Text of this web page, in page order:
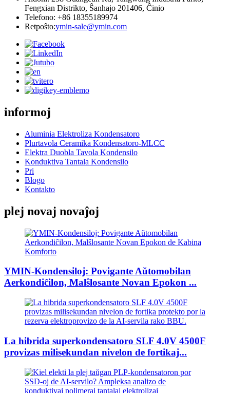
Fengxian Distrikto, Ŝanhajo 201406, Ĉinio
Telefono: +86 18355189974
Retpoŝto:ymin-sale@ymin.com
informoj
Aluminia Elektroliza Kondensatoro
Plurtavola Ceramika Kondensatoro-MLCC
Elektra Duobla Tavola Kondensilo
Konduktiva Tantala Kondensilo
Pri
Blogo
Kontakto
plej novaj novaĵoj
YMIN-Kondensiloj: Povigante Aŭtomobilan
Aerkondiĉilon, Malŝlosante Novan Epokon ...
La hibrida superkondensatoro SLF 4.0V 4500F
provizas milisekundan nivelon de fortikaj...